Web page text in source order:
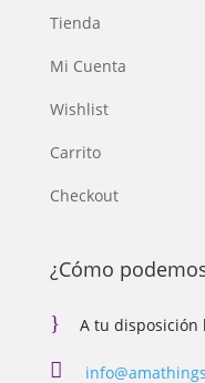
Tienda
Mi Cuenta
Wishlist
Carrito
Checkout
¿Cómo
} A tu disposición
